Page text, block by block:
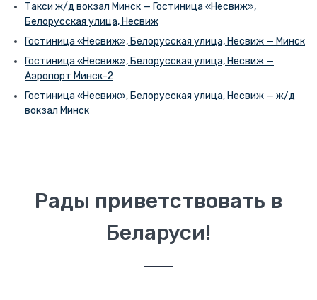
Такси ж/д вокзал Минск — Гостиница «Несвиж»,
Белорусская улица, Несвиж
Гостиница «Несвиж», Белорусская улица, Несвиж — Минск
Гостиница «Несвиж», Белорусская улица, Несвиж —
Аэропорт Минск-2
Гостиница «Несвиж», Белорусская улица, Несвиж — ж/д
вокзал Минск
Рады приветствовать в
Беларуси!